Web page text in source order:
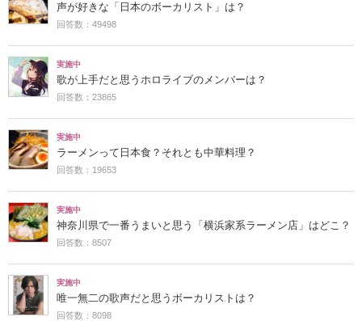
声が好きな「日本のボーカリスト」は？
回答数：49498
実施中
歌が上手だと思うホロライブのメンバーは？
回答数：23865
実施中
ラーメンって日本食？それとも中華料理？
回答数：19653
実施中
神奈川県で一番うまいと思う「横浜家系ラーメン店」はどこ？
回答数：8507
実施中
唯一無二の歌声だと思うボーカリストは？
回答数：8098